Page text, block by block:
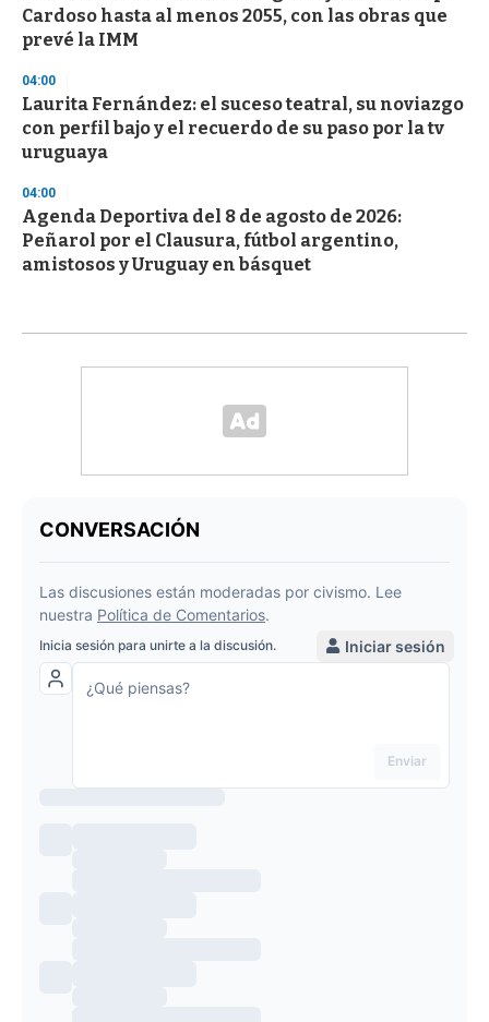
Cardoso hasta al menos 2055, con las obras que
prevé la IMM
04:00
Laurita Fernández: el suceso teatral, su noviazgo
con perfil bajo y el recuerdo de su paso por la tv
uruguaya
04:00
Agenda Deportiva del 8 de agosto de 2026:
Peñarol por el Clausura, fútbol argentino,
amistosos y Uruguay en básquet